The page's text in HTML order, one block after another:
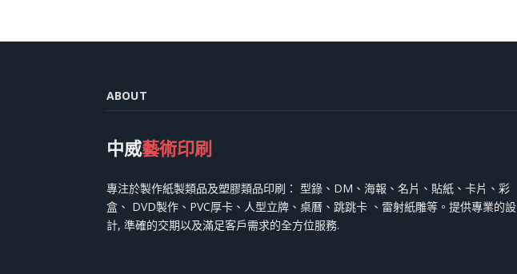
ABOUT
中威藝術印刷
專注於製作紙製類品及塑膠類品印刷： 型錄、DM、海報、名片、貼紙、卡片、彩
盒、 DVD製作、PVC厚卡、人型立牌、桌曆、跳跳卡 、雷射紙雕等。提供專業的設
計, 準確的交期以及滿足客戶需求的全方位服務.